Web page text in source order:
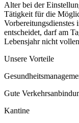
Alter bei der
Tätigkeit für die
Vorbereitungsdienstes
entscheidet, darf am
Lebensjahr nicht
Unsere Vorteile
Gute
Kantine